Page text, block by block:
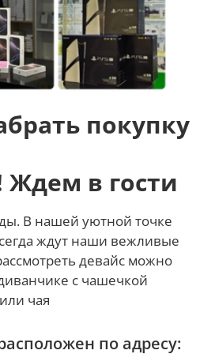
традиционного для всех
звука на
кнопка Action. Удерживая
переключаться между
покупку
в гости
В нашей уютной точке
ждут наши вежливые
девайс можно
с чашечкой
чая
по адресу: